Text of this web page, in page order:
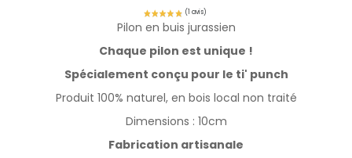
Pilon en buis jurassien
Chaque pilon est unique !
Spécialement conçu pour le ti' punch
Produit 100% naturel, en bois local non traité
Dimensions : 10cm
Fabrication artisanale